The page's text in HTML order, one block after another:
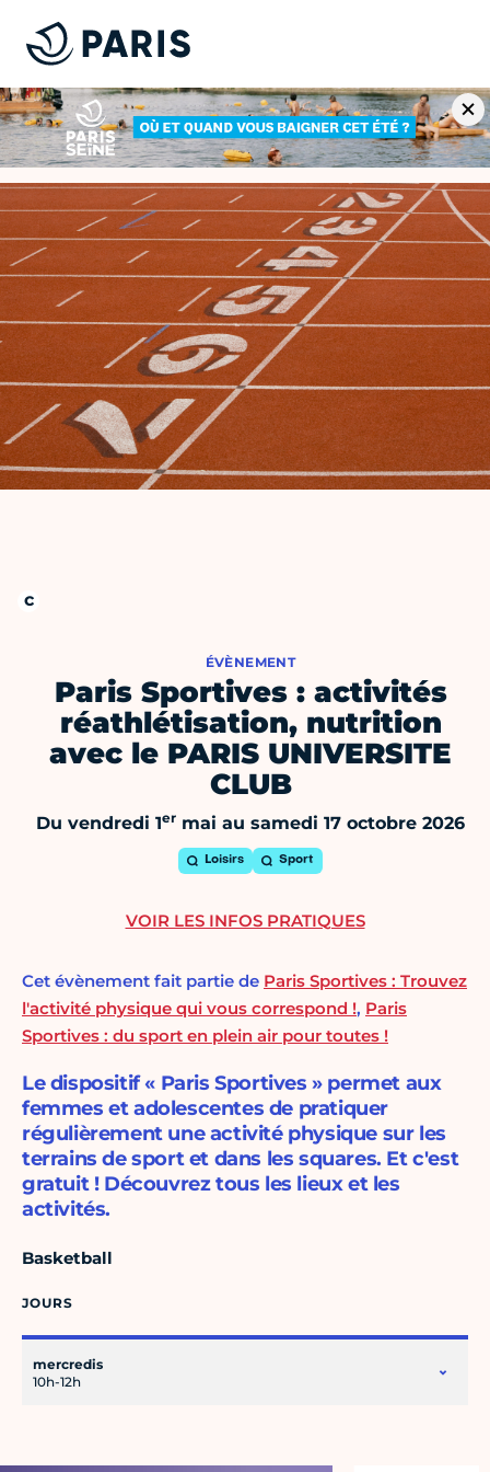
ÉVÈNEMENT
Paris Sportives : activités
réathlétisation, nutrition
avec le PARIS UNIVERSITE
CLUB
Du vendredi 1er mai au samedi 17 octobre 2026
Loisirs Sport
Cet évènement fait partie de Paris Sportives : Trouvez
l'activité physique qui vous correspond !, Paris
Sportives : du sport en plein air pour toutes !
Le dispositif « Paris Sportives » permet aux
femmes et adolescentes de pratiquer
régulièrement une activité physique sur les
terrains de sport et dans les squares. Et c'est
gratuit ! Découvrez tous les lieux et les
activités.
Basketball
JOURS
mercredis
10h-12h
VOIR LES INFOS PRATIQUES